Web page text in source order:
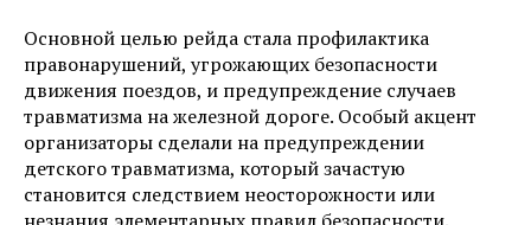
Основной целью рейда стала профилактика
правонарушений, угрожающих безопасности
движения поездов, и предупреждение случаев
травматизма на железной дороге. Особый акцент
организаторы сделали на предупреждении
детского травматизма, который зачастую
становится следствием неосторожности или